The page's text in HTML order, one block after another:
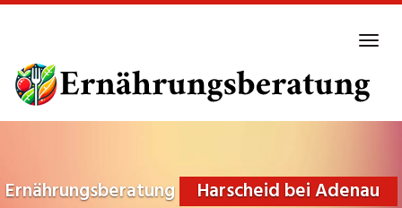
main
content
Ernährungsberatung Harscheid bei Adenau